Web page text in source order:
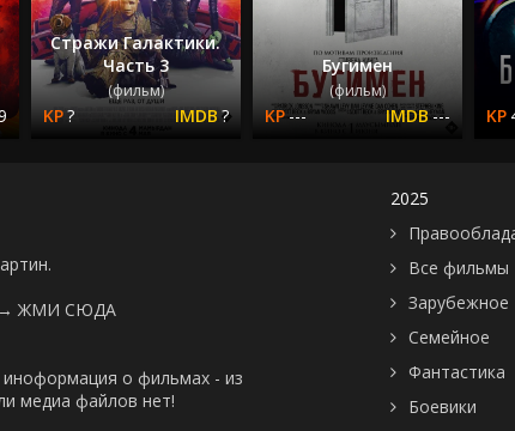
Стражи Галактики.
Часть 3
(фильм)
? ?
Бугимен
(фильм)
--- ---
ЖМИ СЮДА
о фильмах - из
медиа файлов нет!
2025
Все фильмы
Зарубежное
Семейное
Фантастика
Боевики